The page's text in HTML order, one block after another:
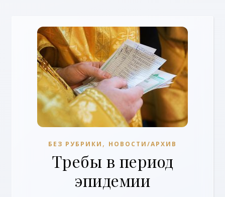
БЕЗ РУБРИКИ , НОВОСТИ/АРХИВ
Требы в период
эпидемии